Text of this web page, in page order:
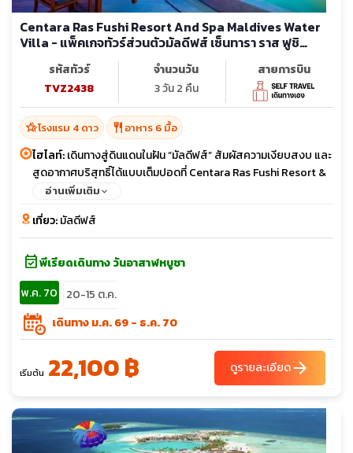
Centara Ras Fushi Resort And Spa Maldives Water
Villa - แพ็คเกจทัวร์ส่วนตัวมัลดีฟส์ เซ็นทารา ราส ฟูชิ
รหัสทัวร์
TVZ2438
จำนวนวัน
3 วัน 2 คืน
สายการบิน
hotel_classโรงแรม 4 ดาว restaurant อาหาร 6 มื้อ
ไฮไลท์:เดินทางสู่ดินแดนในฝัน “มัลดีฟส์” สัมผัสความเงียบสงบ และ
สูดอากาศบริสุทธิ์ได้แบบเต็มปอดที่ Centara Ras Fushi Resort &
Spa ที่เหมาะสำหรับทุกคู่รักฮันนีมูน สุดคุ้มกับแพ็คเกจ ALL
วัน เดินทางเข้ารีสอร์ทโดย Speedboat เพียง 15 นาที เท่านั้น
อ่านเพิ่มเติม
เที่ยว:มัลดีฟส์
event_availableพีเรียดเดินทาง วันอาสาฬหบูชา
พ.ค. 70
20-15 ต.ค.
เดินทาง ม.ค. 69 - ธ.ค. 70
เริ่มต้น 22,100 ฿ ดูรายละเอียดarrow_forward